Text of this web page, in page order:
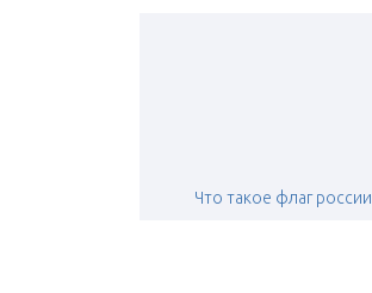
Что такое флаг россии